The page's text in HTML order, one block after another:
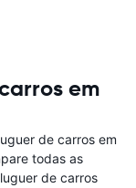
em
de carros em
todas as
de carros